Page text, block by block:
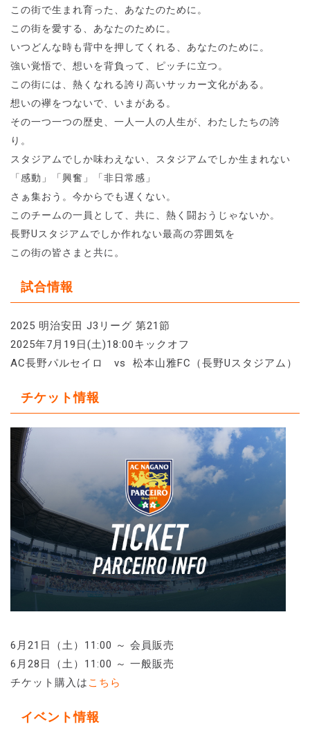
この街で生まれ育った、あなたのために。
この街を愛する、あなたのために。
いつどんな時も背中を押してくれる、あなたのために。
強い覚悟で、想いを背負って、ピッチに立つ。
この街には、熱くなれる誇り高いサッカー文化がある。
想いの襷をつないで、いまがある。
その一つ一つの歴史、一人一人の人生が、わたしたちの誇
り。
スタジアムでしか味わえない、スタジアムでしか生まれない
「感動」「興奮」「非日常感」
さぁ集おう。今からでも遅くない。
このチームの一員として、共に、熱く闘おうじゃないか。
長野Uスタジアムでしか作れない最高の雰囲気を
この街の皆さまと共に。
試合情報
2025 明治安田 J3リーグ 第21節
2025年7月19日(土)18:00キックオフ
AC長野パルセイロ vs 松本山雅FC（長野Uスタジアム）
チケット情報
6月21日（土）11:00 ～ 会員販売
6月28日（土）11:00 ～ 一般販売
チケット購入は こちら
イベント情報